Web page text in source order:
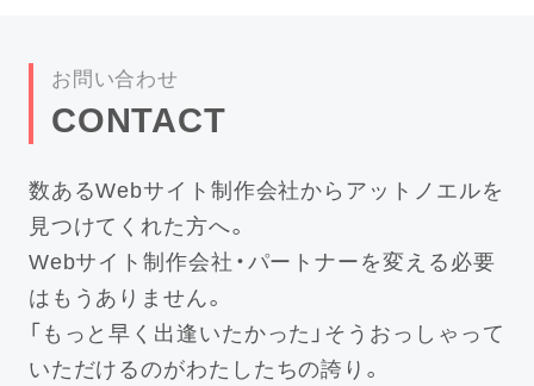
お問い合わせ
CONTACT
数あるWebサイト制作会社からアットノエルを
見つけてくれた方へ。
Webサイト制作会社・パートナーを変える必要
はもうありません。
「もっと早く出逢いたかった」そうおっしゃって
いただけるのがわたしたちの誇り。